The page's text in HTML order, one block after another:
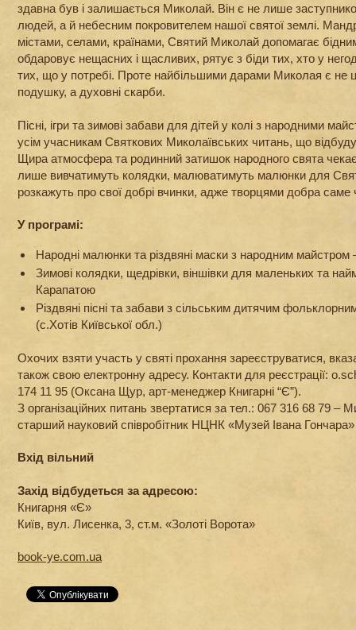
здавна був і залишається Миколай. Він є не лише
людей, а й небесним покровителем нашої святої землі.
містами, селами, країнами, Святий Миколай допомагає
обдаровує нещасних і щасливих, рятує з біди тих, хто у
тих, що у потребі. Проте найбільшими дарами Миколая є не
подушку, а духовні скарби.
Пісні, ігри та зимові забави для дітей у колі з народними
усім учасникам Святкових Миколаївських читань, що
Щира атмосфера та родинний затишок народного свята чекає
лише вивчатимуть колядки, малюватимуть малюнки для
розкажуть про свої добрі вчинки, адже творцями добра саме
У програмі:
Народні малюнки та різдвяні маски з народним
Зимові колядки, щедрівки, віншівки для маленьких та
Карапатою
Різдвяні пісні та забави з сільським дитячим
(с.Хотів Київської обл.)
Охочих взяти участь у святі прохання зареєструватися,
також свою електронну адресу. Контакти для реєстрації:
174 11 95 (Оксана Щур, арт-менеджер Книгарні “Є”).
З організаційних питань звертатися за тел.: 067 316 68 79 –
старший науковий співробітник НЦНК «Музей Івана Гончара»
Вхід вільний
Захід відбудеться за адресою:
Книгарня «Є»
Київ, вул. Лисенка, 3, ст.м. «Золоті Ворота»
book-ye.com.ua